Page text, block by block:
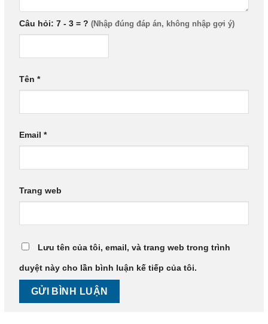
Câu hỏi: 7 - 3 = ?
Tên *
Email *
Trang web
Lưu tên của tôi, email, và trang web trong trình
duyệt này cho lần bình luận kế tiếp của tôi.